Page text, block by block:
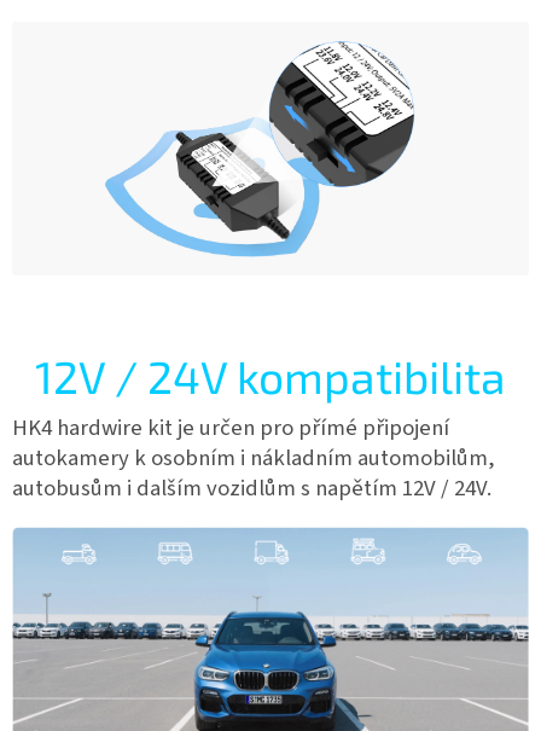
12V / 24V kompatibilita
HK4 hardwire kit je určen pro přímé připojení
autokamery k osobním i nákladním automobilům,
autobusům i dalším vozidlům s napětím 12V / 24V.